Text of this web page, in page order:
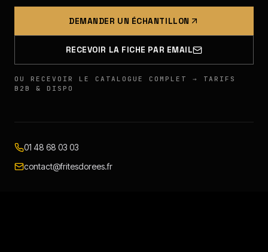
DEMANDER UN ÉCHANTILLON
RECEVOIR LA FICHE PAR EMAIL
OU RECEVOIR LE CATALOGUE COMPLET → TARIFS
B2B & DISPO
01 48 68 03 03
contact@fritesdorees.fr